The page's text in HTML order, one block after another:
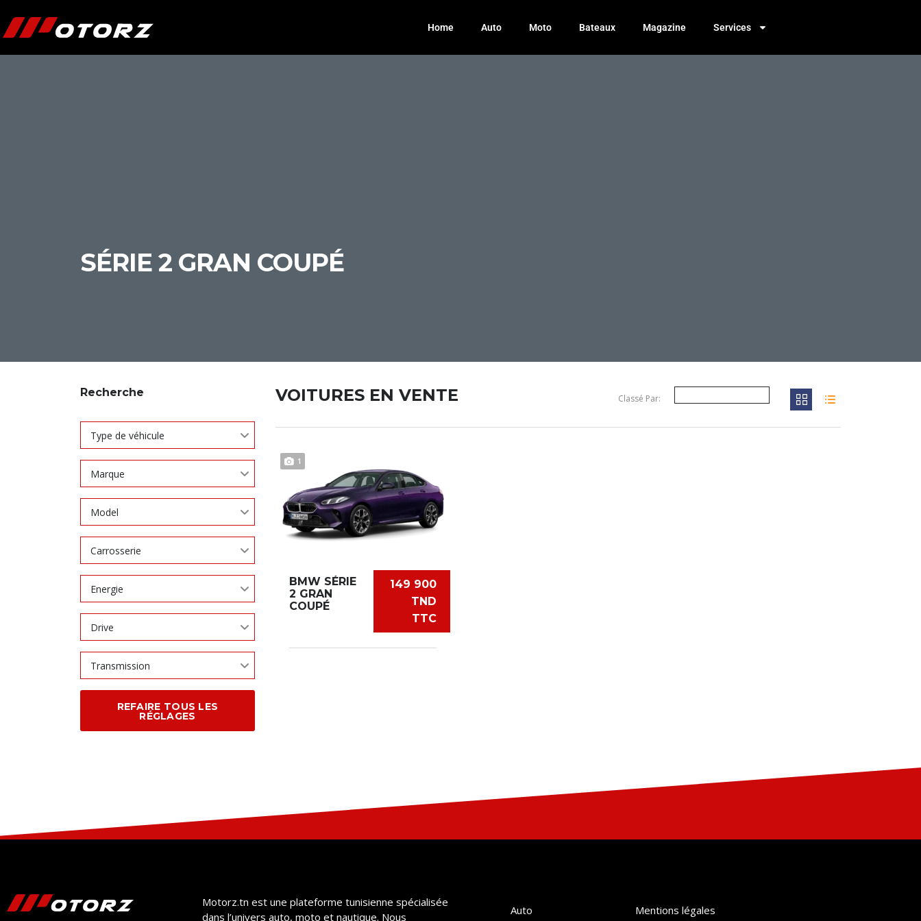
Home Auto Moto Bateaux Magazine Services
SÉRIE 2 GRAN COUPÉ
Recherche
Type de véhicule
Marque
Model
Carrosserie
Energie
Drive
Transmission
REFAIRE TOUS LES
RÉGLAGES
VOITURES EN VENTE Classé Par:
1
149 900
TND
TTC
BMW SÉRIE
2 GRAN
COUPÉ
Motorz.tn est une plateforme tunisienne spécialisée
dans l’univers auto, moto et nautique. Nous
Auto Mentions légales